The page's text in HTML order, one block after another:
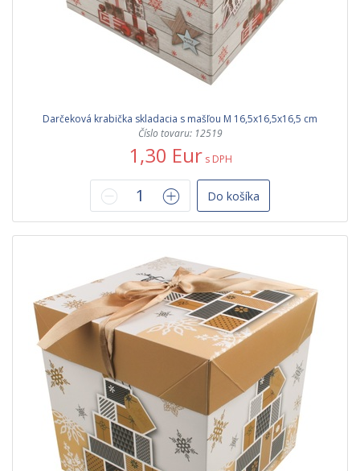
Darčeková krabička skladacia s mašľou M 16,5x16,5x16,5 cm
Číslo tovaru: 12519
1,30 Eur s DPH
Do košíka